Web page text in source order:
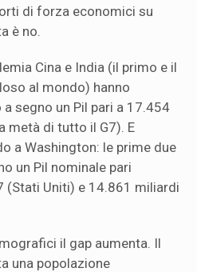
di forza economici su
è no.
Cina e India (il primo e il
al mondo) hanno
segno un Pil pari a 17.454
metà di tutto il G7). E
a Washington: le prime due
un Pil nominale pari
(Stati Uniti) e 14.861 miliardi
il gap aumenta. Il
una popolazione